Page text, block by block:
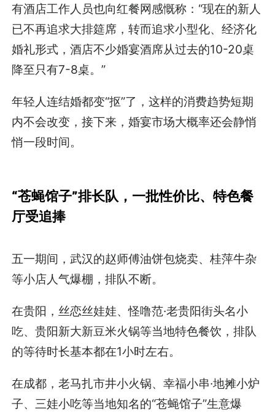
有酒店工作人员也向红餐网感慨称：“现在的新人
已不再追求大排筵席，转而追求小型化、经济化
婚礼形式，酒店不少婚宴酒席从过去的10-20桌
降至只有7-8桌。”
年轻人连结婚都变“抠”了，这样的消费趋势短期
内不会改变，接下来，婚宴市场大概率还会静悄
悄一段时间。
“苍蝇馆子”排长队，一批性价比、特色餐
厅受追捧
五一期间，武汉的赵师傅油饼包烧卖、桂萍牛杂
等小店人气爆棚，排队不断。
在贵阳，丝恋丝娃娃、怪噜范·老贵阳街头名小
吃、贵阳新大新豆米火锅等当地特色餐饮，排队
的等待时长基本都在1小时左右。
在成都，老马扎市井小火锅、幸福小串·地摊小炉
子、三娃小吃等当地知名的“苍蝇馆子”生意爆